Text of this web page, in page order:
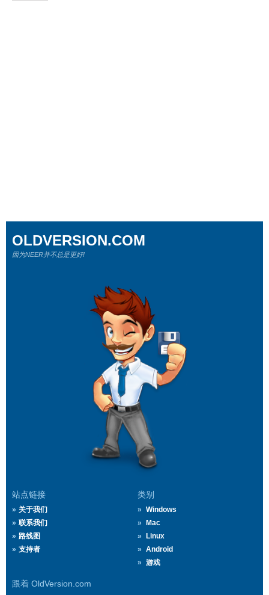
站点链接
关于我们
联系我们
路线图
支持者
类别
Windows
Mac
Linux
Android
游戏
跟着 OldVersion.com
OLDVERSION.COM
因为NEER并不总是更好!